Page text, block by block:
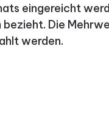
eingereicht
Die
werden.